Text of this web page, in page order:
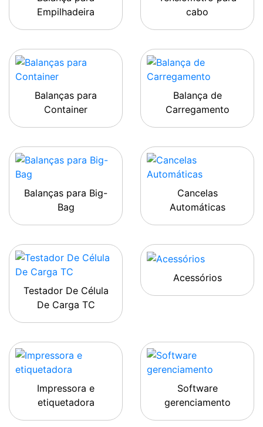
Empilhadeira
cabo
Balanças para
Container
Balança de
Carregamento
Balanças para Big-
Bag
Cancelas
Automáticas
Testador De Célula
De Carga TC
Acessórios
Impressora e
etiquetadora
Software
gerenciamento